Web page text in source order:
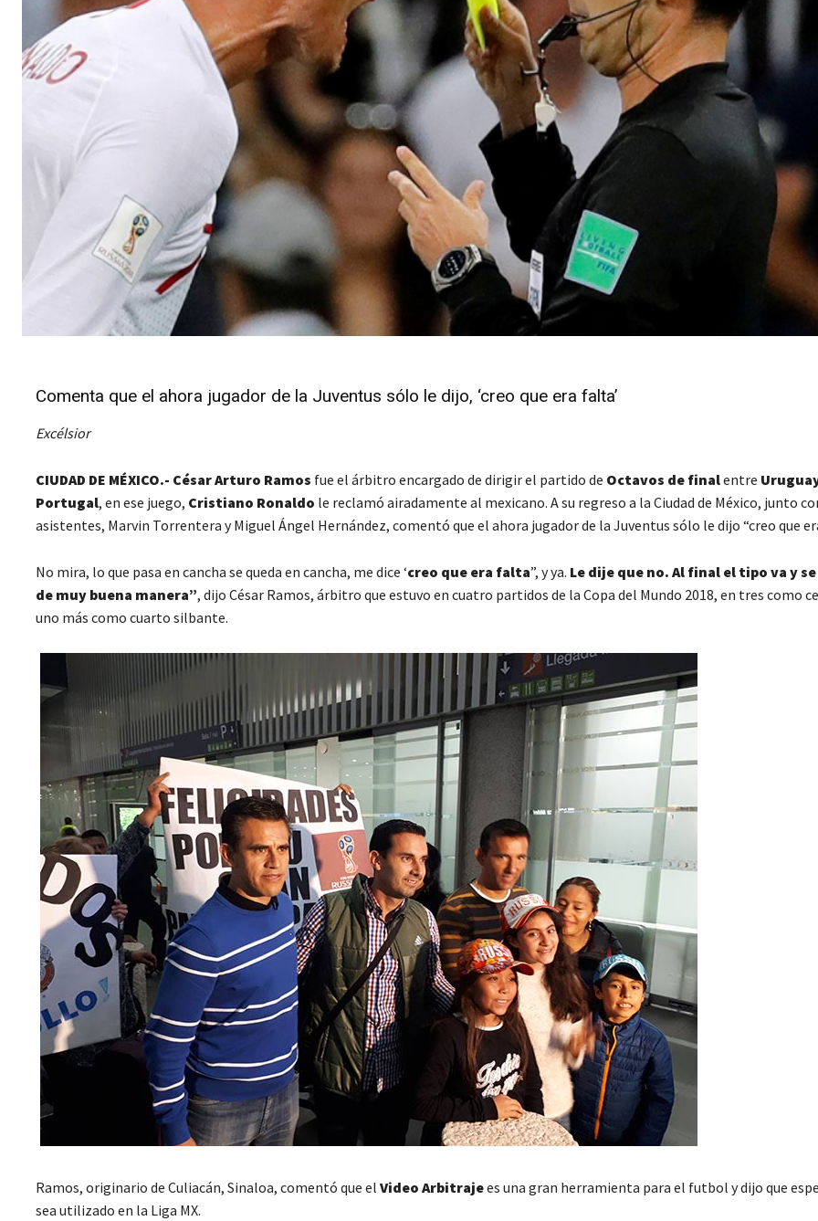
Comenta que el ahora jugador de la Juventus sólo le dijo, ‘creo que era falta’
Excélsior
CIUDAD DE MÉXICO.- César Arturo Ramos fue el árbitro encargado de dirigir el partido de Octavos de finalentre
Portugal, en ese juego, Cristiano Ronaldo le reclamó airadamente al mexicano. A su regreso a la Ciudad de México, junto
asistentes, Marvin Torrentera y Miguel Ángel Hernández, comentó que el ahora jugador de la Juventus sólo le dijo “creo que
No mira, lo que pasa en cancha se queda en cancha, me dice ‘creo que era falta”, y ya. Le dije que no. Al final el tipo va y
de muy buena manera”, dijo César Ramos, árbitro que estuvo en cuatro partidos de la Copa del Mundo 2018, en tres como
uno más como cuarto silbante.
Ramos, originario de Culiacán, Sinaloa, comentó que el Video Arbitrajees una gran herramienta para el futbol y dijo que
sea utilizado en la Liga MX.